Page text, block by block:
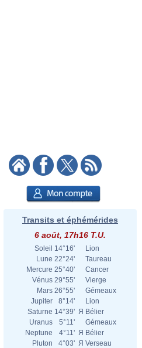
Transits et éphémérides
6 août, 17h16 T.U.
Soleil 14°16'
Lion
Lune 22°24'
Taureau
Mercure 25°40'
Cancer
Vénus 29°55'
Vierge
Mars 26°55'
Gémeaux
Jupiter
8°14'
Lion
Saturne 14°39' Я Bélier
Uranus
5°11'
Gémeaux
Neptune
4°11' Я Bélier
Pluton
4°03' Я Verseau